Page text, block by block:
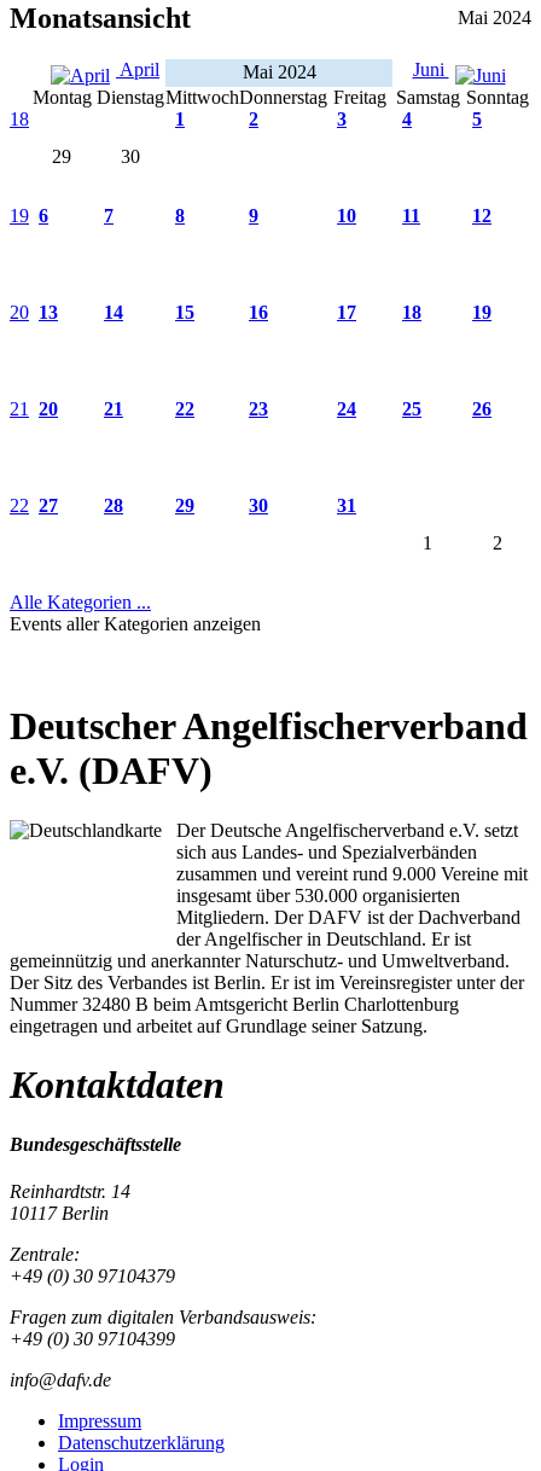
Monatsansicht Mai 2024
April Mai 2024
Juni
Montag DienstagMittwochDonnerstag Freitag Samstag Sonntag
18
29
30
1 2 3 4 5
19 6 7 8 9 10 11 12
20 13 14 15 16 17 18 19
21 20 21 22 23 24 25 26
22 27 28 29 30
31
1
2
Alle Kategorien ...
Events aller Kategorien anzeigen
Deutscher Angelfischerverband
e.V. (DAFV)
Der Deutsche Angelfischerverband e.V. setzt
sich aus Landes- und Spezialverbänden
zusammen und vereint rund 9.000 Vereine mit
insgesamt über 530.000 organisierten
Mitgliedern. Der DAFV ist der Dachverband
der Angelfischer in Deutschland. Er ist
gemeinnützig und anerkannter Naturschutz- und Umweltverband.
Der Sitz des Verbandes ist Berlin. Er ist im Vereinsregister unter der
Nummer 32480 B beim Amtsgericht Berlin Charlottenburg
eingetragen und arbeitet auf Grundlage seiner Satzung.
Kontaktdaten
Bundesgeschäftsstelle
Reinhardtstr. 14
10117 Berlin
Zentrale:
+49 (0) 30 97104379
Fragen zum digitalen Verbandsausweis:
+49 (0) 30 97104399
info@dafv.de
Impressum
Datenschutzerklärung
Login